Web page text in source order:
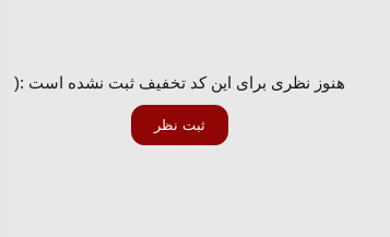
هنوز نظری برای این کد تخفیف ثبت نشده است :(
ثبت نظر